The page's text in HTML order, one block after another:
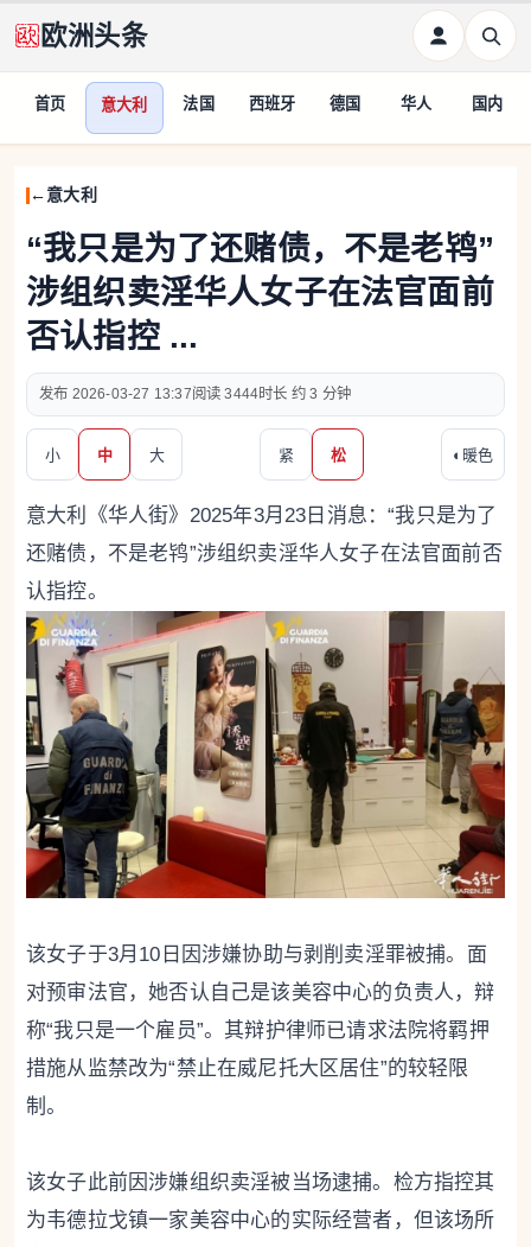
欧洲头条
首页 意大利 法国 西班牙 德国 华人 国内
意大利
“我只是为了还赌债，不是老鸨”
涉组织卖淫华人女子在法官面前
否认指控 ...
2026-03-27 13:37 3444 约 3 分钟
小 中 大 紧 松 ◐ 暖色
意大利《华人街》2025年3月23日消息：“我只是为了
还赌债，不是老鸨”涉组织卖淫华人女子在法官面前否
认指控。
该女子于3月10日因涉嫌协助与剥削卖淫罪被捕。面
对预审法官，她否认自己是该美容中心的负责人，辩
称“我只是一个雇员”。其辩护律师已请求法院将羁押
措施从监禁改为“禁止在威尼托大区居住”的较轻限
制。
该女子此前因涉嫌组织卖淫被当场逮捕。检方指控其
为韦德拉戈镇一家美容中心的实际经营者，但该场所